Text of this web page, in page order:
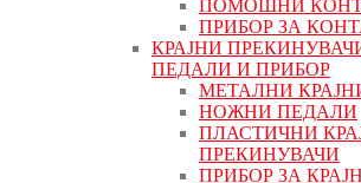
ПОМОШНИ
ПРИБОР ЗА
КРАЈНИ
ПЕДАЛИ И ПРИБОР
МЕТАЛНИ
НОЖНИ ПЕДАЛИ
ПЛАСТИЧНИ
ПРЕКИНУВАЧИ
ПРИБОР ЗА